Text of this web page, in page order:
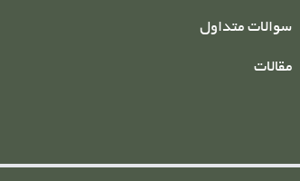
سوالات متداول
مقالات